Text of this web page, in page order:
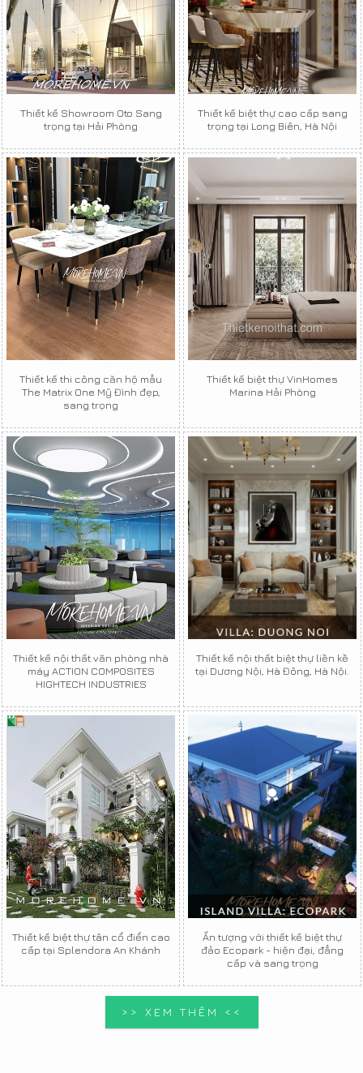
Thiết kế Showroom Oto Sang
trọng tại Hải Phòng
Thiết kế biệt thự cao cấp sang
trọng tại Long Biên, Hà Nội
Thiết kế thi công căn hộ mẫu
The Matrix One Mỹ Đình đẹp,
sang trọng
Thiết kế biệt thự VinHomes
Marina Hải Phòng
Thiết kế nội thất văn phòng nhà
máy ACTION COMPOSITES
HIGHTECH INDUSTRIES
Thiết kế nội thất biệt thự liền kề
tại Dương Nội, Hà Đông, Hà Nội.
Thiết kế biệt thự tân cổ điển cao
cấp tại Splendora An Khánh
Ấn tượng với thiết kế biệt thự
đảo Ecopark - hiện đại, đẳng
cấp và sang trọng
>> XEM THÊM <<